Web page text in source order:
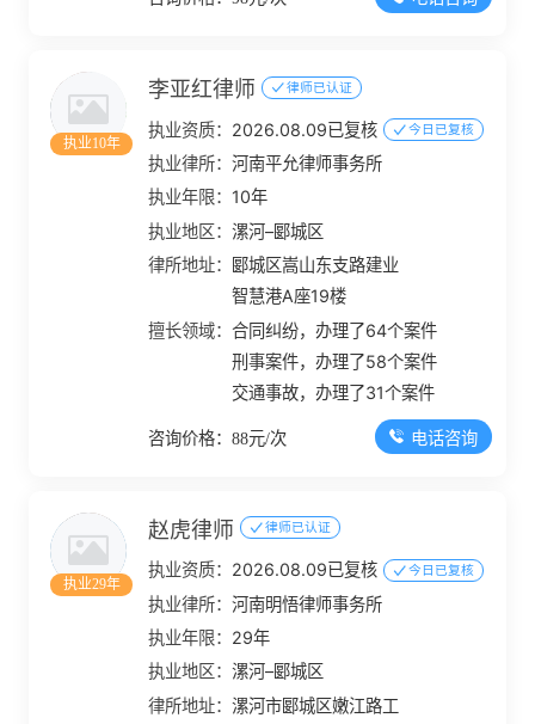
执业10年
李亚红律师 律师已认证
执业资质： 2026.08.09已复核 今日已复核
执业律所：河南平允律师事务所
执业年限： 10年
执业地区：漯河–郾城区
律所地址：
郾城区嵩山东支路建业
智慧港A座19楼
擅长领域：合同纠纷，办理了64个案件
刑事案件，办理了58个案件
交通事故，办理了31个案件
咨询价格：88元/次 电话咨询
执业29年
赵虎律师 律师已认证
执业资质： 2026.08.09已复核 今日已复核
执业律所：河南明悟律师事务所
执业年限： 29年
执业地区：漯河–郾城区
律所地址：漯河市郾城区嫩江路工